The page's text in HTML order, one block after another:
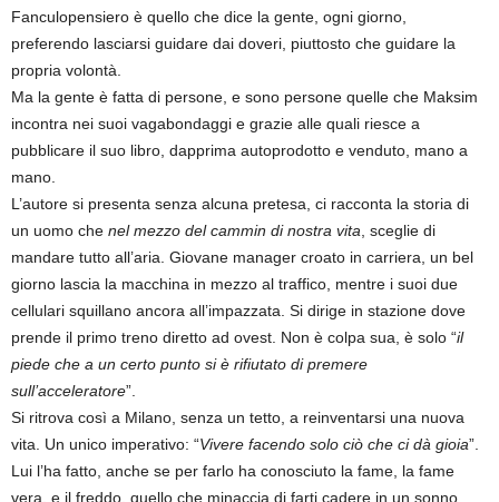
Fanculopensiero è quello che dice la gente, ogni giorno,
preferendo lasciarsi guidare dai doveri, piuttosto che guidare la
propria volontà.
Ma la gente è fatta di persone, e sono persone quelle che Maksim
incontra nei suoi vagabondaggi e grazie alle quali riesce a
pubblicare il suo libro, dapprima autoprodotto e venduto, mano a
mano.
L’autore si presenta senza alcuna pretesa, ci racconta la storia di
un uomo che nel mezzo del cammin di nostra vita , sceglie di
mandare tutto all’aria. Giovane manager croato in carriera, un bel
giorno lascia la macchina in mezzo al traffico, mentre i suoi due
cellulari squillano ancora all’impazzata. Si dirige in stazione dove
prende il primo treno diretto ad ovest. Non è colpa sua, è solo “il
piede che a un certo punto si è rifiutato di premere
sull’acceleratore”.
Si ritrova così a Milano, senza un tetto, a reinventarsi una nuova
vita. Un unico imperativo: “Vivere facendo solo ciò che ci dà gioia”.
Lui l’ha fatto, anche se per farlo ha conosciuto la fame, la fame
vera, e il freddo, quello che minaccia di farti cadere in un sonno